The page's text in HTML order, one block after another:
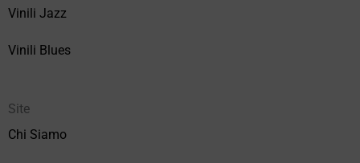
Vinili Jazz
Vinili Blues
Site
Chi Siamo